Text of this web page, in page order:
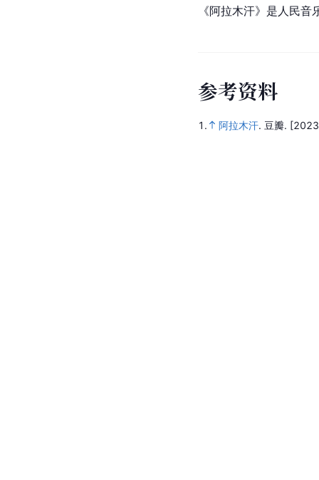
《阿拉木汗》是人民
参考资料
1. 阿拉木汗. 豆瓣.